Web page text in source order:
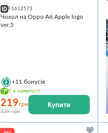
F1612573
Чохол на Oppo A6 Apple logo
ver.5
+11 бонусів
Є в наявності
219грн
239 грн
Купити